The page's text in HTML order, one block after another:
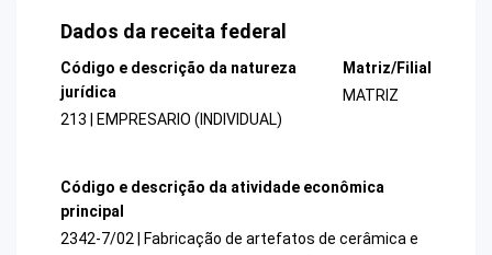
Dados da receita federal
Código e descrição da natureza
jurídica
213 | EMPRESARIO (INDIVIDUAL)
Matriz/Filial
MATRIZ
Código e descrição da atividade econômica
principal
2342-7/02 | Fabricação de artefatos de cerâmica e